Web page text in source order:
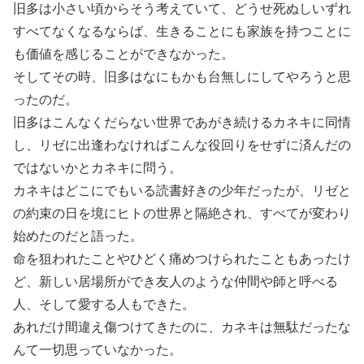
旧多は小さい頃からそう考えていて、どうせ死ぬしいずれ
すべてなくなるならば、生きることにも家族を持つことに
も価値を感じることができなかった。
そしてその時、旧多はなにもかも台無しにしてやろうと思
ったのだ。
旧多はこんなくだらない世界であがき続けるカネキに同情
し、リゼに出逢わなければこんな役回りをせずに済んだの
ではないかとカネキに問う。
カネキはどこにでもいる読書好きの少年だったが、リゼと
の約束の日を境にヒトの世界と隔絶され、すべてが変わり
始めたのだと語った。
命を狙われたことやひどく痛めつけられたこともあったけ
ど、新しい居場所ができ友人のような仲間や師と呼べる
人、そして愛する人もできた。
あれだけ間違え傷つけてきたのに、カネキは無駄だったな
んて一切思っていなかった。